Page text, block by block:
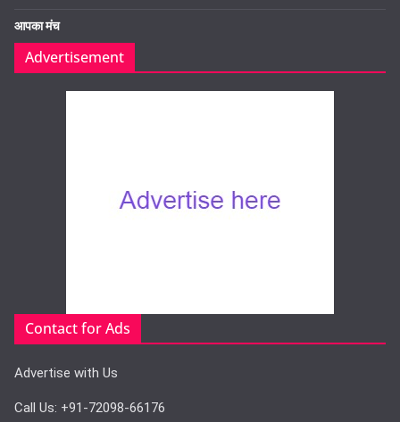
आपका मंच
Advertisement
Contact for Ads
Advertise with Us
Call Us: +91-72098-66176